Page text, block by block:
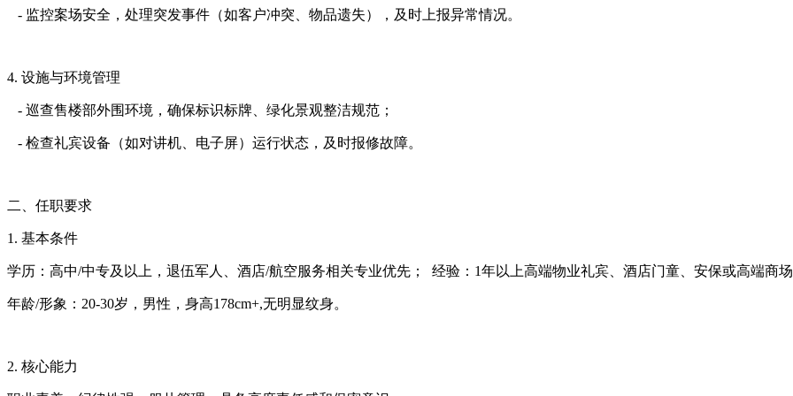
- 监控案场安全，处理突发事件（如客户冲突、物品遗失），及时上报异常情况。
4. 设施与环境管理
- 巡查售楼部外围环境，确保标识标牌、绿化景观整洁规范；
- 检查礼宾设备（如对讲机、电子屏）运行状态，及时报修故障。
二、任职要求
1. 基本条件
学历：高中/中专及以上，退伍军人、酒店/航空服务相关专业优先； 经验：1年以上高端物业礼宾、酒店门童、安保或高端商
年龄/形象：20-30岁，男性，身高178cm+,无明显纹身。
2. 核心能力